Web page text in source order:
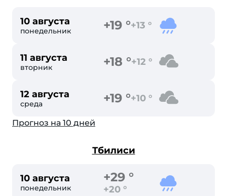
10 августа
понедельник +19 °+13 °
11 августа
вторник +18 °+12 °
12 августа
среда +19 °+10 °
Прогноз на 10 дней
Тбилиси
10 августа
понедельник
+29 °
+20 °